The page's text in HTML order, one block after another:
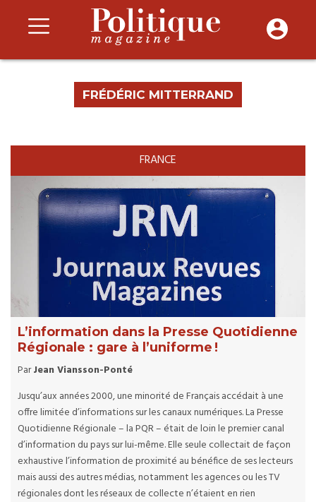
FRÉDÉRIC MITTERRAND
FRANCE
L’information dans la Presse Quotidienne
Régionale : gare à l’uniforme !
ParJean Viansson-Ponté
Jusqu’aux années 2000, une minorité de Français accédait à une
offre limitée d’informations sur les canaux numériques. La Presse
Quotidienne Régionale – la PQR – était de loin le premier canal
d’information du pays sur lui-même. Elle seule collectait de façon
exhaustive l’information de proximité au bénéfice de ses lecteurs
mais aussi des autres médias, notamment les agences ou les TV
régionales dont les réseaux de collecte n’étaient en rien